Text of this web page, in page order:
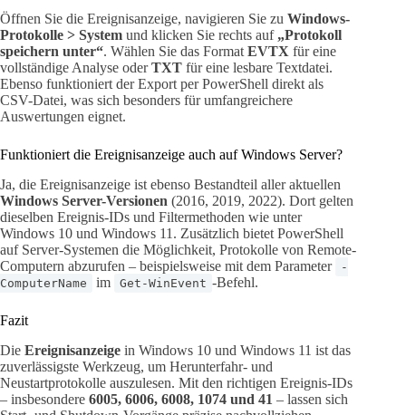
Öffnen Sie die Ereignisanzeige, navigieren Sie zu Windows-
Protokolle > System und klicken Sie rechts auf „Protokoll
speichern unter“. Wählen Sie das Format EVTX für eine
vollständige Analyse oderTXT für eine lesbare Textdatei.
Ebenso funktioniert der Export per PowerShell direkt als
CSV-Datei, was sich besonders für umfangreichere
Auswertungen eignet.
Funktioniert die Ereignisanzeige auch auf Windows Server?
Ja, die Ereignisanzeige ist ebenso Bestandteil aller aktuellen
Windows Server-Versionen (2016, 2019, 2022). Dort gelten
dieselben Ereignis-IDs und Filtermethoden wie unter
Windows 10 und Windows 11. Zusätzlich bietet PowerShell
auf Server-Systemen die Möglichkeit, Protokolle von Remote-
Computern abzurufen – beispielsweise mit dem Parameter
-
ComputerName
im Get-WinEvent -Befehl.
Fazit
Die Ereignisanzeige in Windows 10 und Windows 11 ist das
zuverlässigste Werkzeug, um Herunterfahr- und
Neustartprotokolle auszulesen. Mit den richtigen Ereignis-IDs
– insbesondere 6005, 6006, 6008, 1074 und 41 – lassen sich